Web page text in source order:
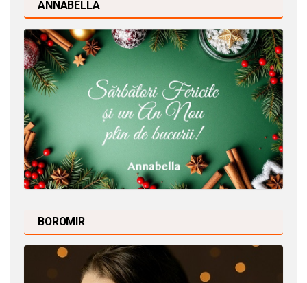
ANNABELLA
BOROMIR